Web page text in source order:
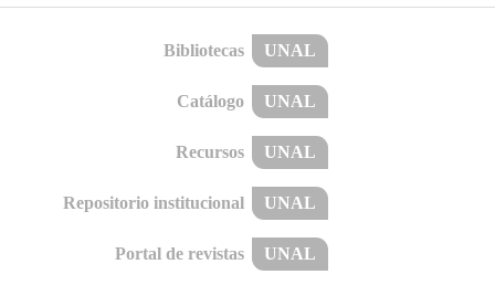
Bibliotecas UNAL
Catálogo UNAL
Recursos UNAL
Repositorio institucional UNAL
Portal de revistas UNAL